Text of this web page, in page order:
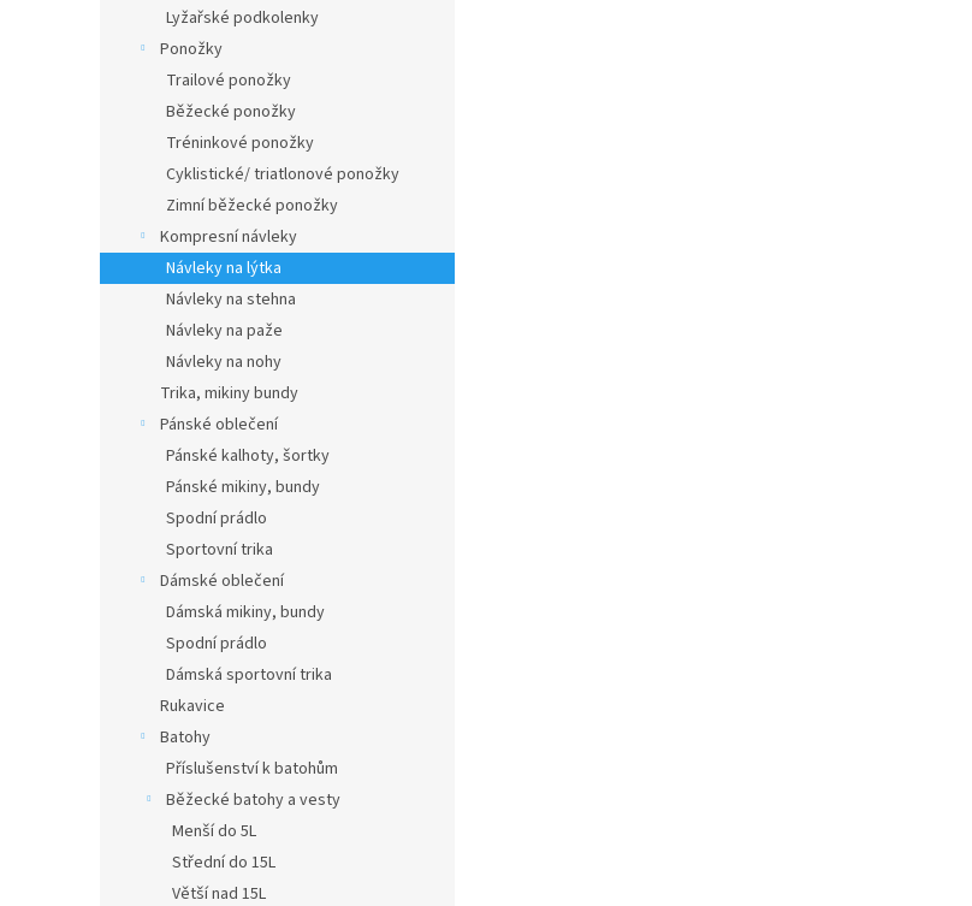
Lyžařské podkolenky
Ponožky
Trailové ponožky
Běžecké ponožky
Tréninkové ponožky
Cyklistické/ triatlonové ponožky
Zimní běžecké ponožky
Kompresní návleky
Návleky na lýtka
Návleky na stehna
Návleky na paže
Návleky na nohy
Trika, mikiny bundy
Pánské oblečení
Pánské kalhoty, šortky
Pánské mikiny, bundy
Spodní prádlo
Sportovní trika
Dámské oblečení
Dámská mikiny, bundy
Spodní prádlo
Dámská sportovní trika
Rukavice
Batohy
Příslušenství k batohům
Běžecké batohy a vesty
Menší do 5L
Střední do 15L
Větší nad 15L